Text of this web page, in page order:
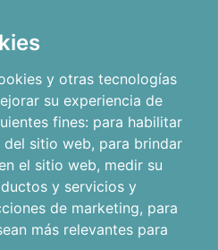
y otras tecnologías
su experiencia de
fines: para habilitar
del sitio web, para brindar
el sitio web, medir su
y servicios y
de marketing, para
más relevantes para